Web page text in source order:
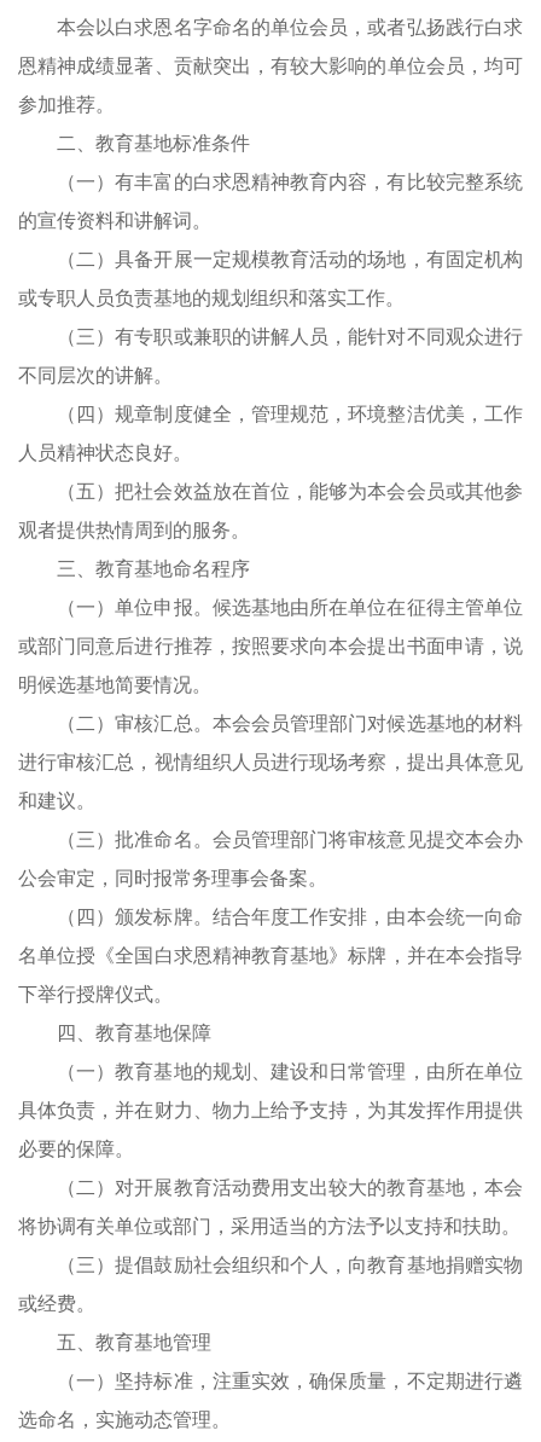
本会以白求恩名字命名的单位会员，或者弘扬践行白求
恩精神成绩显著、贡献突出，有较大影响的单位会员，均可
参加推荐。
二、教育基地标准条件
（一）有丰富的白求恩精神教育内容，有比较完整系统
的宣传资料和讲解词。
（二）具备开展一定规模教育活动的场地，有固定机构
或专职人员负责基地的规划组织和落实工作。
（三）有专职或兼职的讲解人员，能针对不同观众进行
不同层次的讲解。
（四）规章制度健全，管理规范，环境整洁优美，工作
人员精神状态良好。
（五）把社会效益放在首位，能够为本会会员或其他参
观者提供热情周到的服务。
三、教育基地命名程序
（一）单位申报。候选基地由所在单位在征得主管单位
或部门同意后进行推荐，按照要求向本会提出书面申请，说
明候选基地简要情况。
（二）审核汇总。本会会员管理部门对候选基地的材料
进行审核汇总，视情组织人员进行现场考察，提出具体意见
和建议。
（三）批准命名。会员管理部门将审核意见提交本会办
公会审定，同时报常务理事会备案。
（四）颁发标牌。结合年度工作安排，由本会统一向命
名单位授《全国白求恩精神教育基地》标牌，并在本会指导
下举行授牌仪式。
四、教育基地保障
（一）教育基地的规划、建设和日常管理，由所在单位
具体负责，并在财力、物力上给予支持，为其发挥作用提供
必要的保障。
（二）对开展教育活动费用支出较大的教育基地，本会
将协调有关单位或部门，采用适当的方法予以支持和扶助。
（三）提倡鼓励社会组织和个人，向教育基地捐赠实物
或经费。
五、教育基地管理
（一）坚持标准，注重实效，确保质量，不定期进行遴
选命名，实施动态管理。